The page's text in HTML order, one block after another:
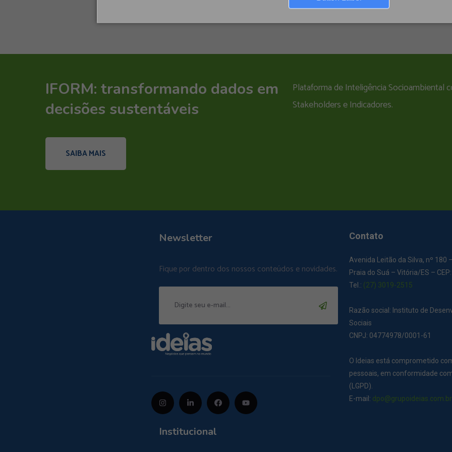
IFORM: transformando dados em
decisões sustentáveis
Plataforma de Inteligência Socioambiental
Stakeholders e Indicadores.
SAIBA MAIS
Newsletter
Fique por dentro dos nossos conteúdos e novidades.
Institucional
Contato
Avenida Leitão da Silva, nº 180
Praia do Suá – Vitória/ES –
Tel.: (27) 3019-2515
Razão social: Instituto de
Sociais
CNPJ: 04774978/0001-61
O Ideias está comprometido
pessoais, em conformidade
(LGPD).
E-mail: dpo@grupoideias.com.br